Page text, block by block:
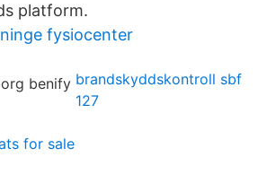
platform.
fysiocenter
brandskyddskontroll sbf
127
for sale